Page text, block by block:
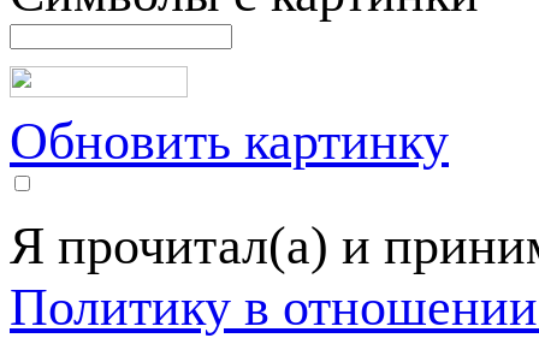
Обновить картинку
Я прочитал(а) и
Политику в